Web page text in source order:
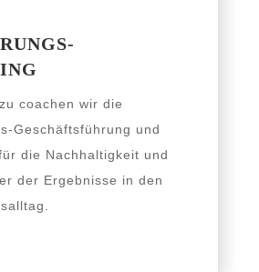
coa­chen wir die
Geschäftsführung und
die Nachhaltigkeit und
der Ergebnisse in den